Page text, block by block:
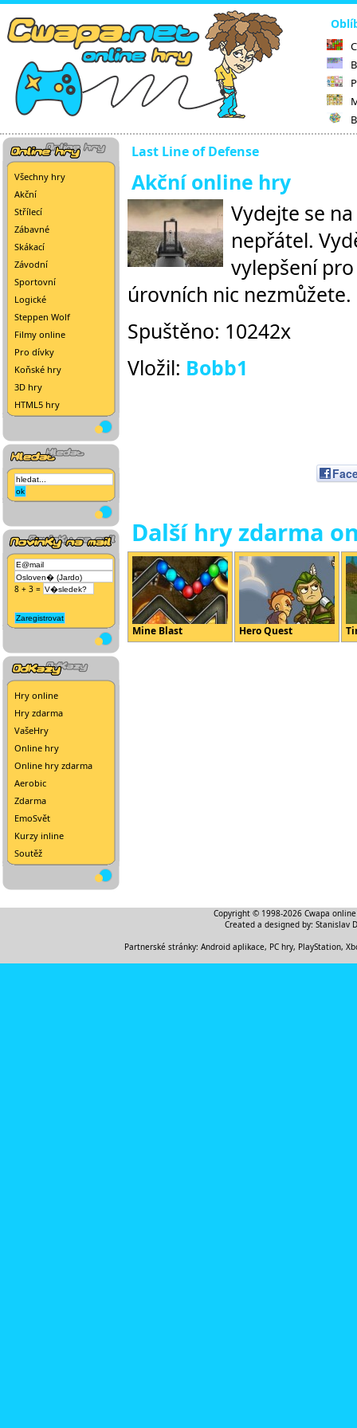
Všechny hry
Akční
Střílecí
Zábavné
Skákací
Závodní
Sportovní
Logické
Steppen Wolf
Filmy online
Pro dívky
Koňské hry
3D hry
HTML5 hry
8 + 3 =
Hry online
Hry zdarma
VašeHry
Online hry
Online hry zdarma
Aerobic
Zdarma
EmoSvět
Kurzy inline
Soutěž
Last Line of Defense
Akční online hry
Vydejte se
nepřátel.
vylepšení
úrovních nic nezmůžete.
Spuštěno: 10242x
Vložil: Bobb1
Další hry zdarma
Mine Blast Hero Quest
Copyright © 1998-2026 Cwapa
Created a designed by: Stanislav
Partnerské stránky: Android aplikace, PC hry, PlayStation,